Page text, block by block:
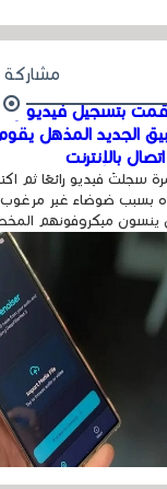
في...
مشاركة
بتسجيل فيديو
الجديد المذهل
بالإنترنت
سجلتَ فيديو رائعًا ثم
بسبب ضوضاء غير مرغوب
ينسون ميكروفونهم